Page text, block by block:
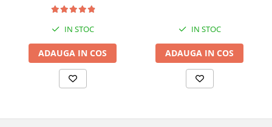
IN STOC
ADAUGA IN COS
IN STOC
ADAUGA IN COS